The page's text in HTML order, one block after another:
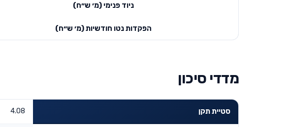
ניוד פנימי (מ׳ ש״ח)
הפקדות נטו חודשיות (מ׳ ש״ח)
מדדי סיכון
סטיית תקן 4.08